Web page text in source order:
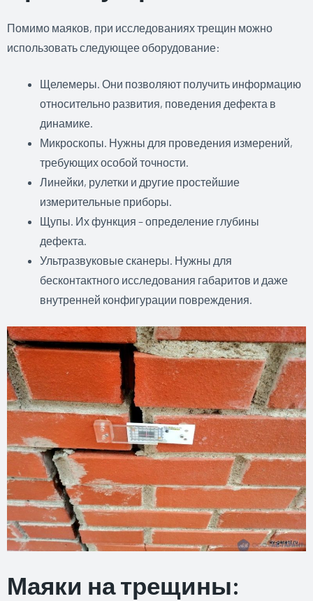
Помимо маяков, при исследованиях трещин можно
использовать следующее оборудование:
Щелемеры. Они позволяют получить информацию
относительно развития, поведения дефекта в
динамике.
Микроскопы. Нужны для проведения измерений,
требующих особой точности.
Линейки, рулетки и другие простейшие
измерительные приборы.
Щупы. Их функция – определение глубины
дефекта.
Ультразвуковые сканеры. Нужны для
бесконтактного исследования габаритов и даже
внутренней конфигурации повреждения.
Маяки на трещины: